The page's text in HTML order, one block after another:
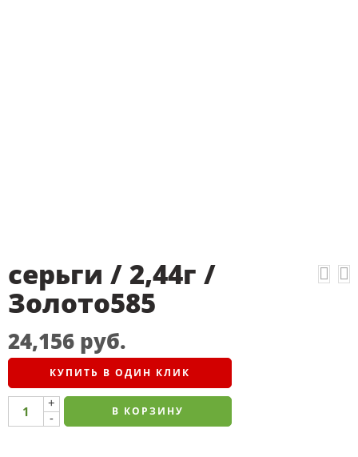
серьги / 2,44г /
Золото585
24,156 руб.
КУПИТЬ В ОДИН КЛИК
+
-
В КОРЗИНУ